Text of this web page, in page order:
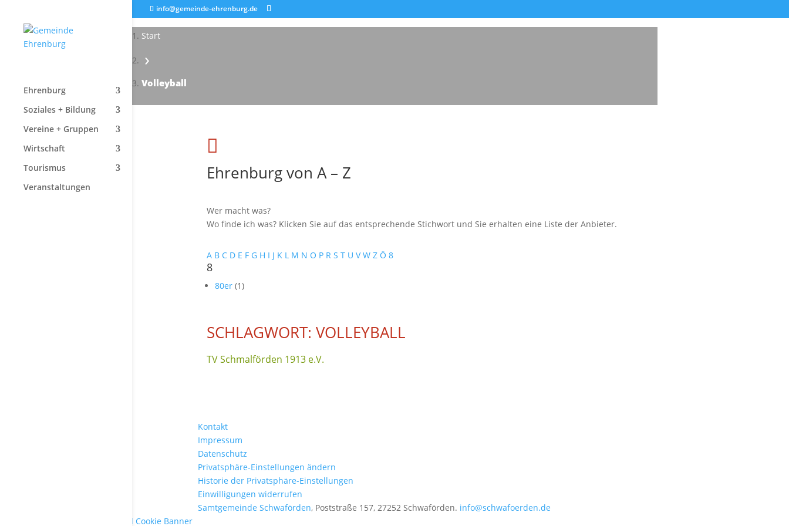
info@gemeinde-ehrenburg.de
Ehrenburg
Soziales + Bildung
Vereine + Gruppen
Wirtschaft
Tourismus
Veranstaltungen
Start
›
Volleyball

Ehrenburg von A – Z
Wer macht was?
Wo finde ich was? Klicken Sie auf das entsprechende Stichwort und Sie erhalten eine Liste der Anbieter.
A B C D E F G H I J K L M N O P R S T U V W Z Ö 8
8
80er (1)
SCHLAGWORT: VOLLEYBALL
TV Schmalförden 1913 e.V.
Kontakt
Impressum
Datenschutz
Privatsphäre-Einstellungen ändern
Historie der Privatsphäre-Einstellungen
Einwilligungen widerrufen
Samtgemeinde Schwaförden, Poststraße 157, 27252 Schwaförden. info@schwafoerden.de
WordPress Cookie Plugin von Real Cookie Banner